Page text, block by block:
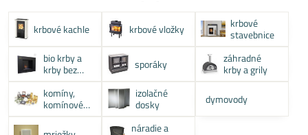
krbové kachle krbové vložky
krbové
stavebnice
bio krby a
krby bez
komína
sporáky
záhradné
krby a grily
komíny,
komínové
systémy
izolačné
dosky
dymovody
náradie a